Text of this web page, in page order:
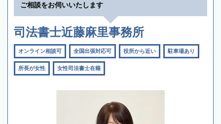
ご相談をお伺いいたします
司法書士近藤麻里事務所
オンライン相談可 全国出張対応可 役所から近い 駐車場あり
所長が女性 女性司法書士在籍